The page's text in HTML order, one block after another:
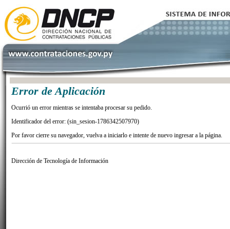
Error de Aplicación
Ocurrió un error mientras se intentaba procesar su pedido.
Identificador del error: (sin_sesion-1786342507970)
Por favor cierre su navegador, vuelva a iniciarlo e intente de nuevo ingresar a la página.
Dirección de Tecnología de Información